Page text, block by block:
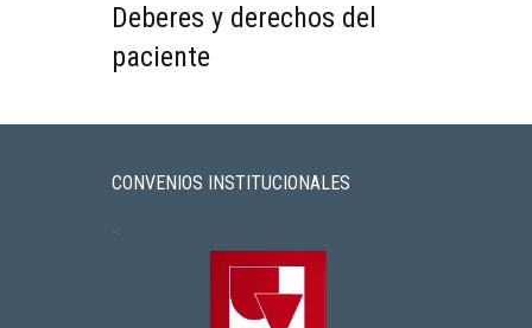
Deberes y derechos del
paciente
CONVENIOS INSTITUCIONALES
<